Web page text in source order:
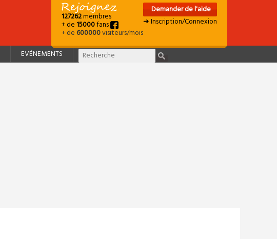
127262membres
+ de15000fans
+ de600000visiteurs/mois
Demander de l'aide
➜ Inscription/Connexion
EVÉNEMENTS